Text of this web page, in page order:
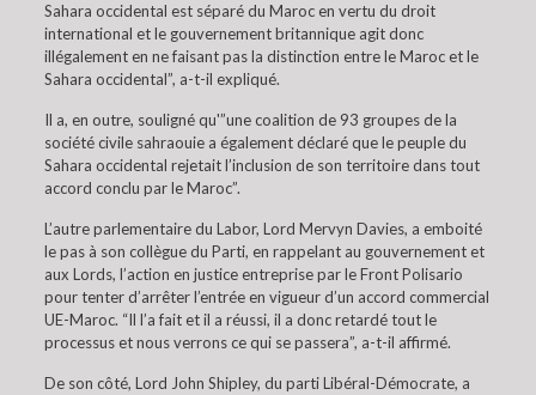
Sahara occidental est séparé du Maroc en vertu du droit
international et le gouvernement britannique agit donc
illégalement en ne faisant pas la distinction entre le Maroc et le
Sahara occidental”, a-t-il expliqué.
Il a, en outre, souligné qu'”une coalition de 93 groupes de la
société civile sahraouie a également déclaré que le peuple du
Sahara occidental rejetait l’inclusion de son territoire dans tout
accord conclu par le Maroc”.
L’autre parlementaire du Labor, Lord Mervyn Davies, a emboité
le pas à son collègue du Parti, en rappelant au gouvernement et
aux Lords, l’action en justice entreprise par le Front Polisario
pour tenter d’arrêter l’entrée en vigueur d’un accord commercial
UE-Maroc. “Il l’a fait et il a réussi, il a donc retardé tout le
processus et nous verrons ce qui se passera”, a-t-il affirmé.
De son côté, Lord John Shipley, du parti Libéral-Démocrate, a